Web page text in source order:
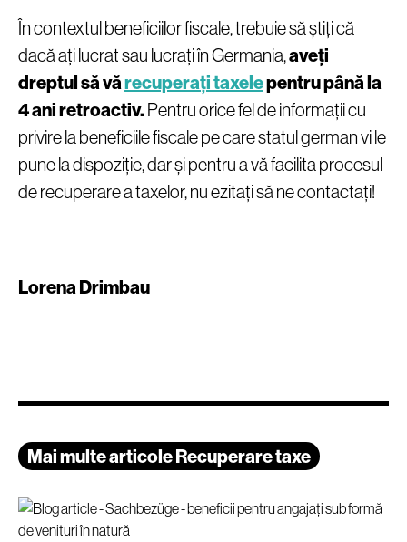
În contextul beneficiilor fiscale, trebuie să știți că
dacă ați lucrat sau lucrați în Germania,aveți
dreptul să vărecuperați taxelepentru până la
4 ani retroactiv. Pentru orice fel de informații cu
privire la beneficiile fiscale pe care statul german vi le
pune la dispoziție, dar și pentru a vă facilita procesul
de recuperare a taxelor, nu ezitați să ne contactați!
Lorena Drimbau
Mai multe articole Recuperare taxe